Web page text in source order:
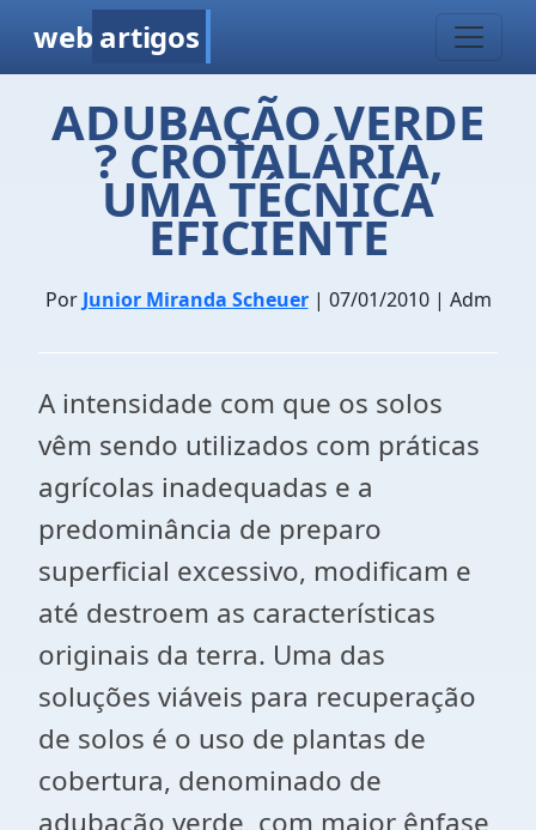
web artigos
ADUBAÇÃO VERDE
? CROTALÁRIA,
UMA TÉCNICA
EFICIENTE
Por Junior Miranda Scheuer| 07/01/2010 | Adm
A intensidade com que os solos
vêm sendo utilizados com práticas
agrícolas inadequadas e a
predominância de preparo
superficial excessivo, modificam e
até destroem as características
originais da terra. Uma das
soluções viáveis para recuperação
de solos é o uso de plantas de
cobertura, denominado de
adubação verde, com maior ênfase